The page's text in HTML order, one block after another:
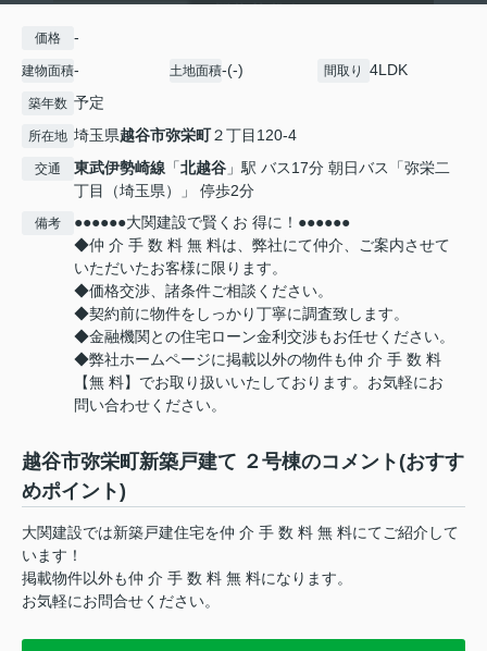
価格 -
建物面積- 土地面積-(-) 間取り 4LDK
築年数 予定
所在地 埼玉県越谷市弥栄町２丁目120-4
交通 東武伊勢崎線 「北越谷 」駅 バス17分 朝日バス「弥栄二
丁目（埼玉県）」 停歩2分
備考
●●●●●●大関建設で賢くお 得に！●●●●●●
◆仲 介 手 数 料 無 料は、弊社にて仲介、ご案内させて
いただいたお客様に限ります。
◆価格交渉、諸条件ご相談ください。
◆契約前に物件をしっかり丁寧に調査致します。
◆金融機関との住宅ローン金利交渉もお任せください。
◆弊社ホームページに掲載以外の物件も仲 介 手 数 料
【無 料】でお取り扱いいたしております。お気軽にお
問い合わせください。
越谷市弥栄町新築戸建て ２号棟のコメント(おすす
めポイント)
大関建設では新築戸建住宅を仲 介 手 数 料 無 料にてご紹介して
います！
掲載物件以外も仲 介 手 数 料 無 料になります。
お気軽にお問合せください。